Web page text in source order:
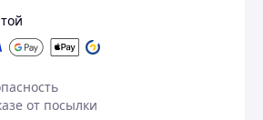
от посылки